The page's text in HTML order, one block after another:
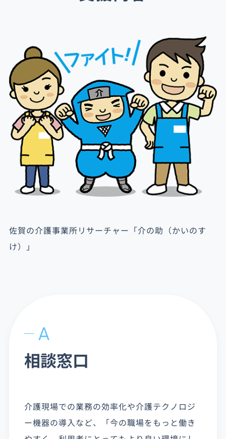
A
相談窓口
介護現場での業務の効率化や介護テクノロジ
ー機器の導入など、「今の職場をもっと働き
佐賀の介護事業所リサーチャー「介の助（かいのす
け）」